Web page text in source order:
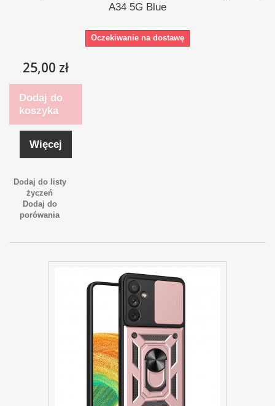
A34 5G Blue
Oczekiwanie na dostawę
25,00 zł
Dodaj do
koszyka
Więcej
Dodaj do listy
życzeń
Dodaj do
porówania